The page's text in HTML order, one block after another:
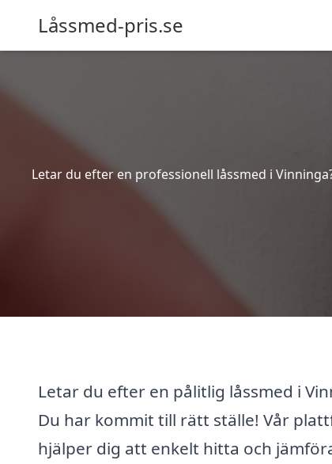
Låssmed-pris.se
Letar du efter en professionell låssmed i
Letar du efter en pålitlig låssmed i
Du har kommit till rätt ställe! Vår
hjälper dig att enkelt hitta och